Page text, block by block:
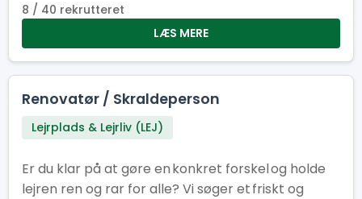
8 / 40 rekrutteret
LÆS MERE
Renovatør / Skraldeperson
Lejrplads & Lejrliv (LEJ)
Er du klar på at gøre en konkret forskel og holde
lejren ren og rar for alle? Vi søger et friskt og